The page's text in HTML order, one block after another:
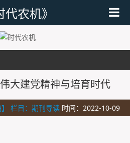
代农机》
大建党精神与培育时代
栏目： 期刊导读 时间：2022-10-09